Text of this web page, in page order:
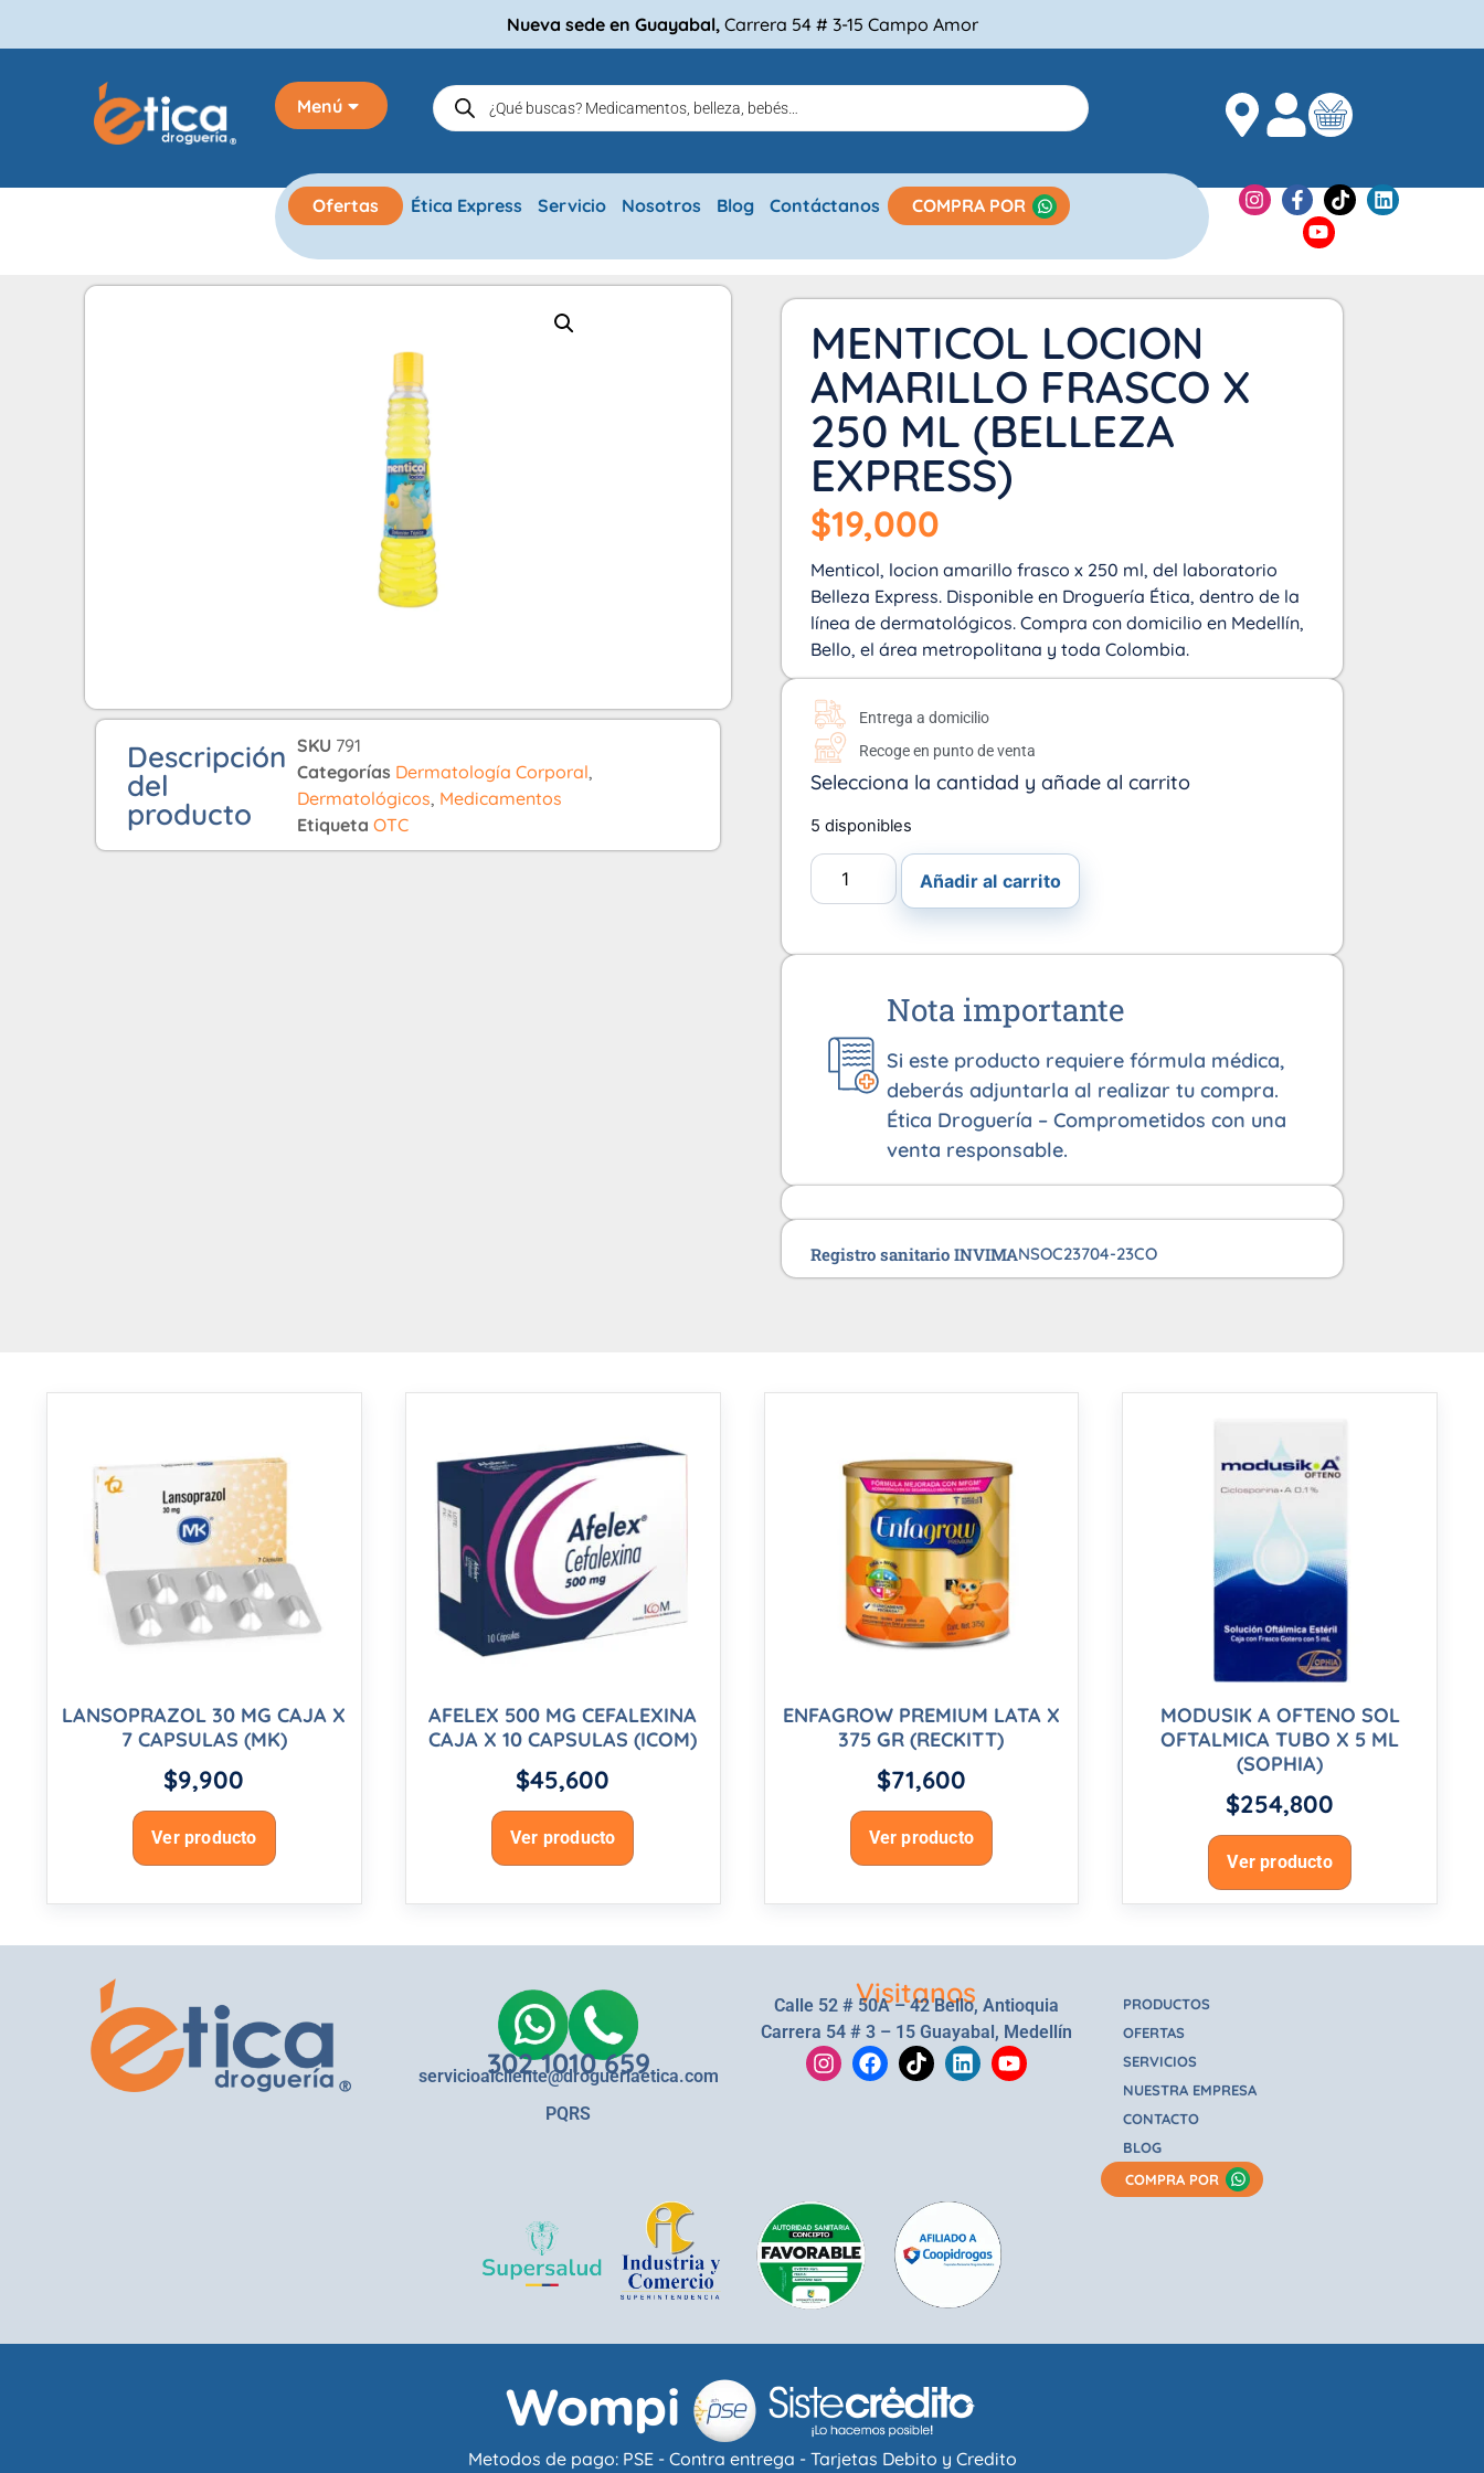
Nueva sede en Guayabal, Carrera 54 # 3-15 Campo Amor
Menú
Ofertas Ética Express Servicio Nosotros Blog Contáctanos COMPRA POR
Descripción
del
producto
SKU 791
Categorías Dermatología Corporal,
Dermatológicos, Medicamentos
Etiqueta OTC
MENTICOL LOCION
AMARILLO FRASCO X
250 ML (BELLEZA
EXPRESS)
$19,000
Menticol, locion amarillo frasco x 250 ml, del laboratorio
Belleza Express. Disponible en Droguería Ética, dentro de la
línea de dermatológicos. Compra con domicilio en Medellín,
Bello, el área metropolitana y toda Colombia.
Entrega a domicilio
Recoge en punto de venta
Selecciona la cantidad y añade al carrito
5 disponibles
Añadir al carrito
Nota importante
Si este producto requiere fórmula médica,
deberás adjuntarla al realizar tu compra.
Ética Droguería – Comprometidos con una
venta responsable.
Registro sanitario INVIMANSOC23704-23CO
LANSOPRAZOL 30 MG CAJA X
7 CAPSULAS (MK)
$9,900
Ver producto
AFELEX 500 MG CEFALEXINA
CAJA X 10 CAPSULAS (ICOM)
$45,600
Ver producto
ENFAGROW PREMIUM LATA X
375 GR (RECKITT)
$71,600
Ver producto
MODUSIK A OFTENO SOL
OFTALMICA TUBO X 5 ML
(SOPHIA)
$254,800
Ver producto
302 1010 659
servicioalcliente@drogueriaetica.com
PQRS
Visitanos
Calle 52 # 50A – 42 Bello, Antioquia
Carrera 54 # 3 – 15 Guayabal, Medellín
PRODUCTOS
OFERTAS
SERVICIOS
NUESTRA EMPRESA
CONTACTO
BLOG
COMPRA POR
Metodos de pago: PSE - Contra entrega - Tarjetas Debito y Credito